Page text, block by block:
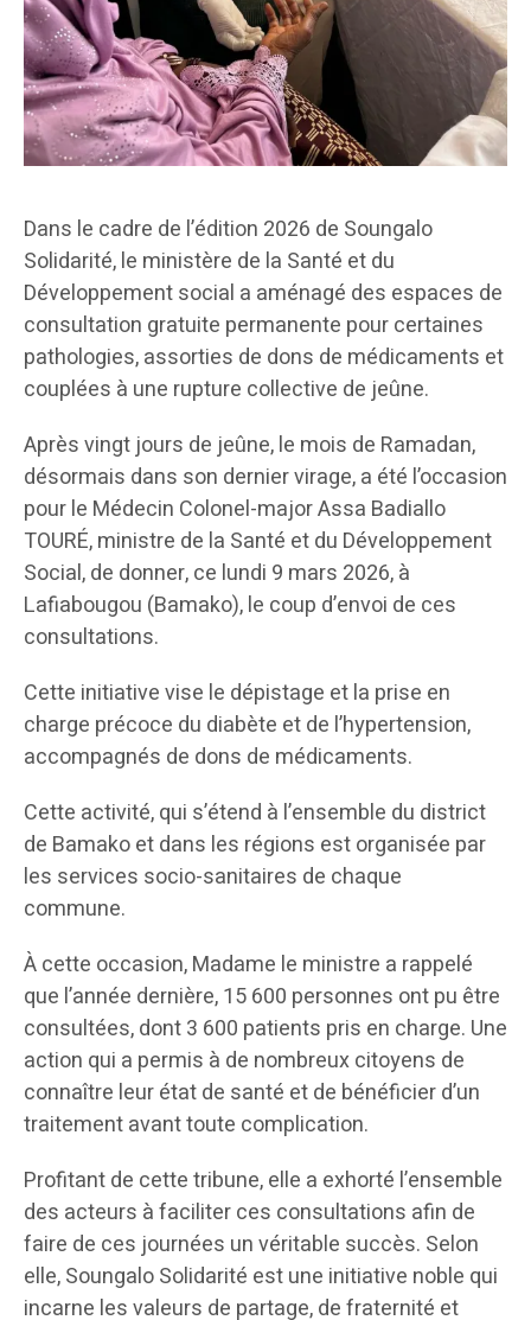
Dans le cadre de l’édition 2026 de Soungalo
Solidarité, le ministère de la Santé et du
Développement social a aménagé des espaces de
consultation gratuite permanente pour certaines
pathologies, assorties de dons de médicaments et
couplées à une rupture collective de jeûne.
Après vingt jours de jeûne, le mois de Ramadan,
désormais dans son dernier virage, a été l’occasion
pour le Médecin Colonel-major Assa Badiallo
TOURÉ, ministre de la Santé et du Développement
Social, de donner, ce lundi 9 mars 2026, à
Lafiabougou (Bamako), le coup d’envoi de ces
consultations.
Cette initiative vise le dépistage et la prise en
charge précoce du diabète et de l’hypertension,
accompagnés de dons de médicaments.
Cette activité, qui s’étend à l’ensemble du district
de Bamako et dans les régions est organisée par
les services socio-sanitaires de chaque
commune.
À cette occasion, Madame le ministre a rappelé
que l’année dernière, 15 600 personnes ont pu être
consultées, dont 3 600 patients pris en charge. Une
action qui a permis à de nombreux citoyens de
connaître leur état de santé et de bénéficier d’un
traitement avant toute complication.
Profitant de cette tribune, elle a exhorté l’ensemble
des acteurs à faciliter ces consultations afin de
faire de ces journées un véritable succès. Selon
elle, Soungalo Solidarité est une initiative noble qui
incarne les valeurs de partage, de fraternité et